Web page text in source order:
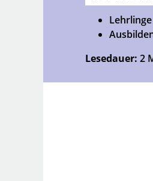
Lehrlinge
Lesedauer: 2